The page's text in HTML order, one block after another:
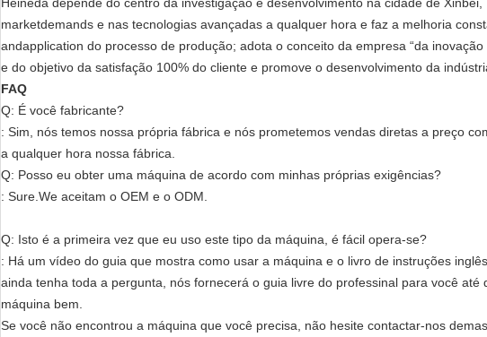
marketdemands e nas tecnologias avançadas a qualquer hora e faz a melhoria
andapplication do processo de produção; adota o conceito da empresa “da
e do objetivo da satisfação 100% do cliente e promove o desenvolvimento da
FAQ
Q: É você fabricante?
: Sim, nós temos nossa própria fábrica e nós prometemos vendas diretas a preço
a qualquer hora nossa fábrica.
Q: Posso eu obter uma máquina de acordo com minhas próprias exigências?
: Sure.We aceitam o OEM e o ODM.
Q: Isto é a primeira vez que eu uso este tipo da máquina, é fácil opera-se?
: Há um vídeo do guia que mostra como usar a máquina e o livro de instruções
ainda tenha toda a pergunta, nós fornecerá o guia livre do professinal para você até
máquina bem.
Se você não encontrou a máquina que você precisa, não hesite contactar-nos